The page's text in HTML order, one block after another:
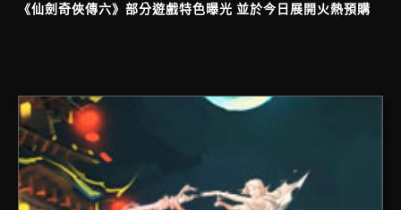
《仙劍奇俠傳六》部分遊戲特色曝光 並於今日展開火熱預購